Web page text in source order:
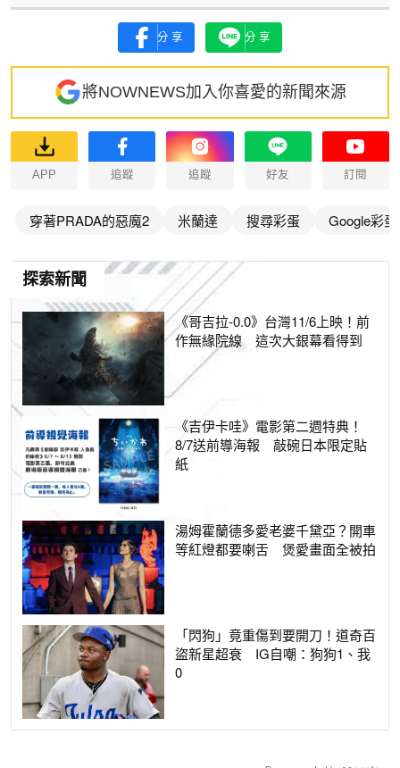
分享 分享
將NOWNEWS加入你喜愛的新聞來源
APP 追蹤 追蹤 好友 訂閱
穿著PRADA的惡魔2 米蘭達 搜尋彩蛋 Google彩蛋
探索新聞
《哥吉拉-0.0》台灣11/6上映！前
作無緣院線 這次大銀幕看得到
《吉伊卡哇》電影第二週特典！
8/7送前導海報 敲碗日本限定貼
紙
湯姆霍蘭德多愛老婆千黛亞？開車
等紅燈都要喇舌 煲愛畫面全被拍
「閃狗」竟重傷到要開刀！道奇百
盜新星超衰 IG自嘲：狗狗1、我
0